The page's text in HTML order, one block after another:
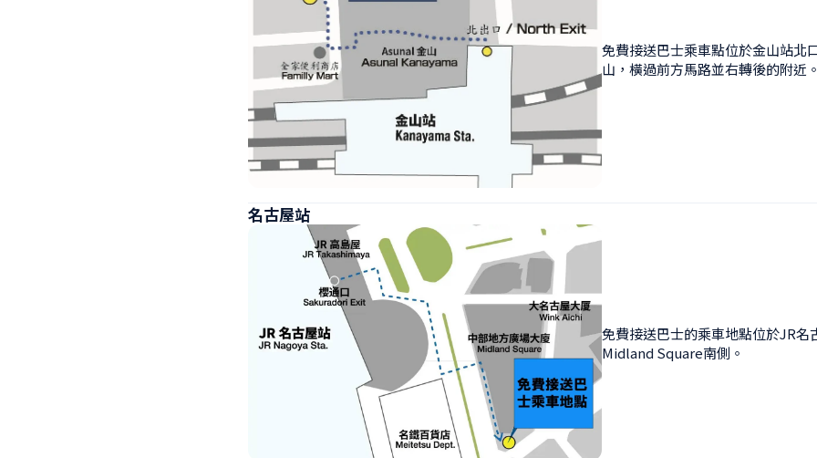
免費接送巴士乘車點位於金山站北
山，橫過前方馬路並右轉後的附近。
名古屋站
免費接送巴士的乘車地點位於JR名
Midland Square南側。